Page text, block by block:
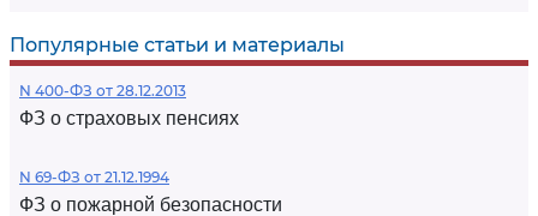
Популярные статьи и материалы
N 400-ФЗ от 28.12.2013
ФЗ о страховых пенсиях
N 69-ФЗ от 21.12.1994
ФЗ о пожарной безопасности